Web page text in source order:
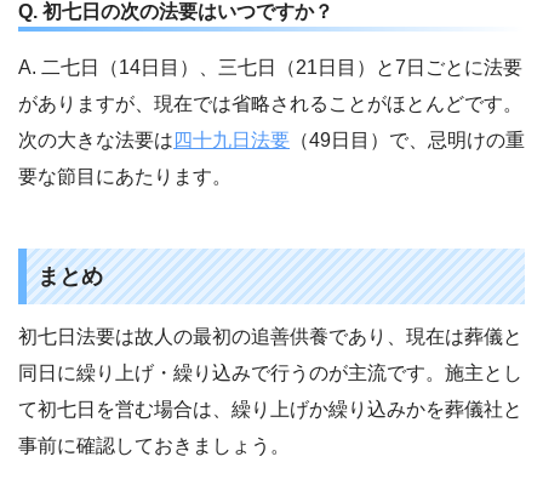
Q. 初七日の次の法要はいつですか？
A. 二七日（14日目）、三七日（21日目）と7日ごとに法要
がありますが、現在では省略されることがほとんどです。
次の大きな法要は 四十九日法要 （49日目）で、忌明けの重
要な節目にあたります。
まとめ
初七日法要は故人の最初の追善供養であり、現在は葬儀と
同日に繰り上げ・繰り込みで行うのが主流です。施主とし
て初七日を営む場合は、繰り上げか繰り込みかを葬儀社と
事前に確認しておきましょう。